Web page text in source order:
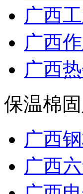
广西
广西
广西
保温棉
广西
广西